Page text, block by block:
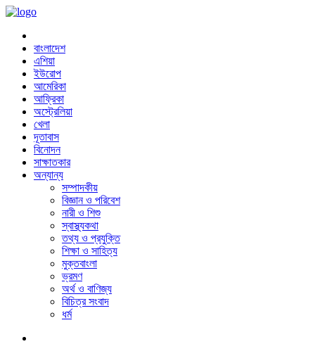
বাংলাদেশ
এশিয়া
ইউরোপ
আমেরিকা
আফ্রিকা
অস্ট্রেলিয়া
খেলা
দূতাবাস
বিনোদন
সাক্ষাতকার
অন্যান্য
সম্পাদকীয়
বিজ্ঞান ও পরিবেশ
নারী ও শিশু
স্বাস্থ্যকথা
তথ্য ও প্রযুক্তি
শিক্ষা ও সাহিত্য
মুক্তবাংলা
ভ্রমণ
অর্থ ও বাণিজ্য
বিচিত্র সংবাদ
ধর্ম